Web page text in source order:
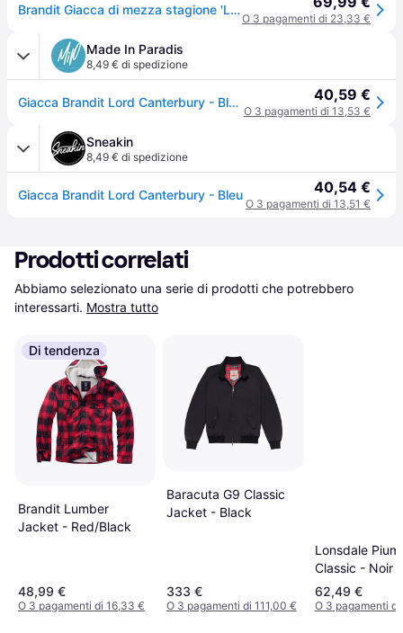
Brandit Giacca di mezza stagione 'Lord Canterbury' navy
O 3 pagamenti di 23,33 €
Made In Paradis
8,49 € di spedizione
Giacca Brandit Lord Canterbury - Bleu - M 40,59 €
O 3 pagamenti di 13,53 €
Sneakin
8,49 € di spedizione
Giacca Brandit Lord Canterbury - Bleu 40,54 €
O 3 pagamenti di 13,51 €
Prodotti correlati
Abbiamo selezionato una serie di prodotti che potrebbero
interessarti. Mostra tutto
Di tendenza
Brandit Lumber
Jacket - Red/Black
48,99 €
O 3 pagamenti di 16,33 €
Baracuta G9 Classic
Jacket - Black
333 €
O 3 pagamenti di 111,00 €
Lonsdale
Classic - Noir
62,49 €
O 3 pagamenti